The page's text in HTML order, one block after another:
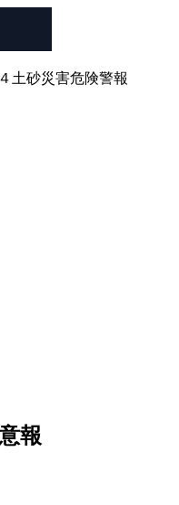
土砂災害危険警報
報